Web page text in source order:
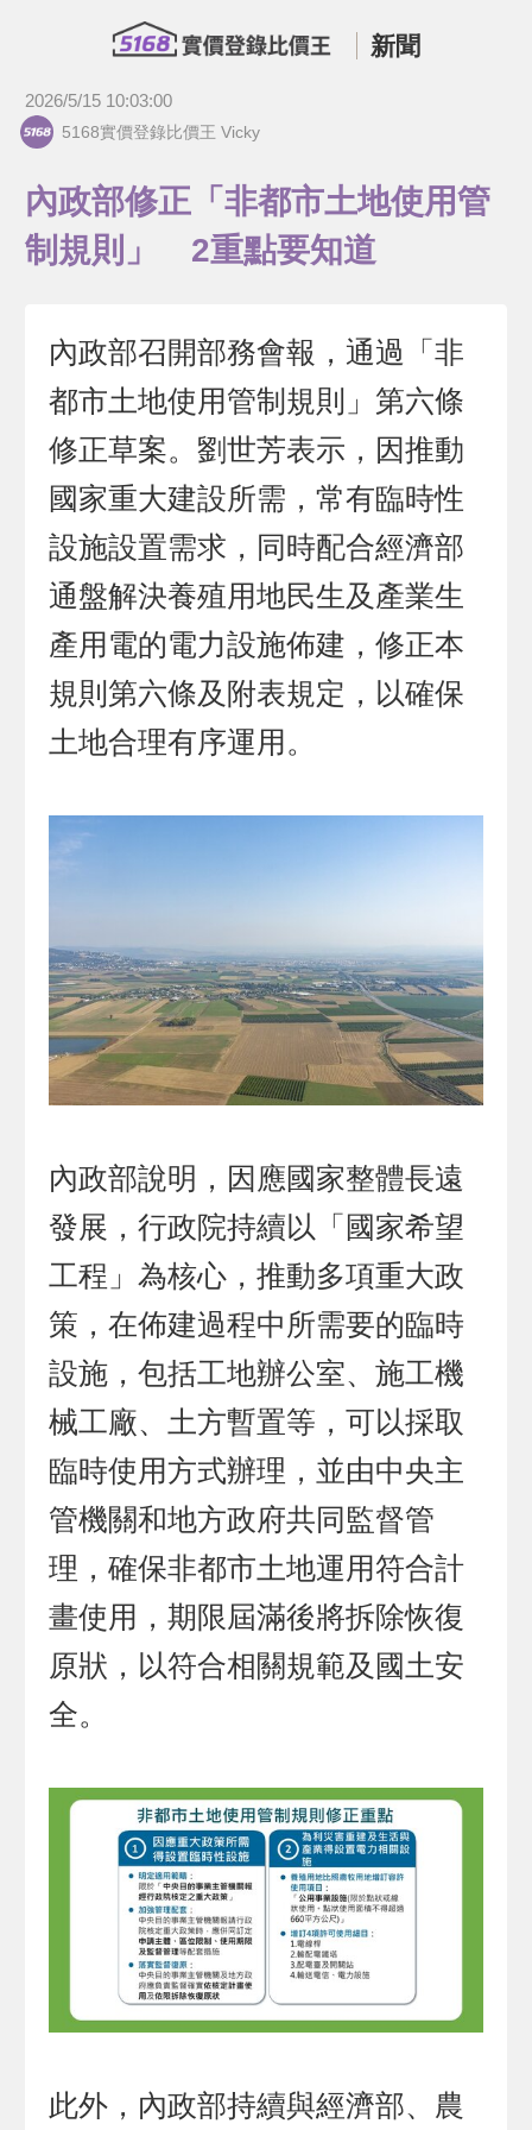
新聞
2026/5/15 10:03:00
5168實價登錄比價王 Vicky
內政部修正「非都市土地使用管
制規則」 2重點要知道
內政部召開部務會報，通過「非
都市土地使用管制規則」第六條
修正草案。劉世芳表示，因推動
國家重大建設所需，常有臨時性
設施設置需求，同時配合經濟部
通盤解決養殖用地民生及產業生
產用電的電力設施佈建，修正本
規則第六條及附表規定，以確保
土地合理有序運用。
內政部說明，因應國家整體長遠
發展，行政院持續以「國家希望
工程」為核心，推動多項重大政
策，在佈建過程中所需要的臨時
設施，包括工地辦公室、施工機
械工廠、土方暫置等，可以採取
臨時使用方式辦理，並由中央主
管機關和地方政府共同監督管
理，確保非都市土地運用符合計
畫使用，期限屆滿後將拆除恢復
原狀，以符合相關規範及國土安
全。
此外，內政部持續與經濟部、農